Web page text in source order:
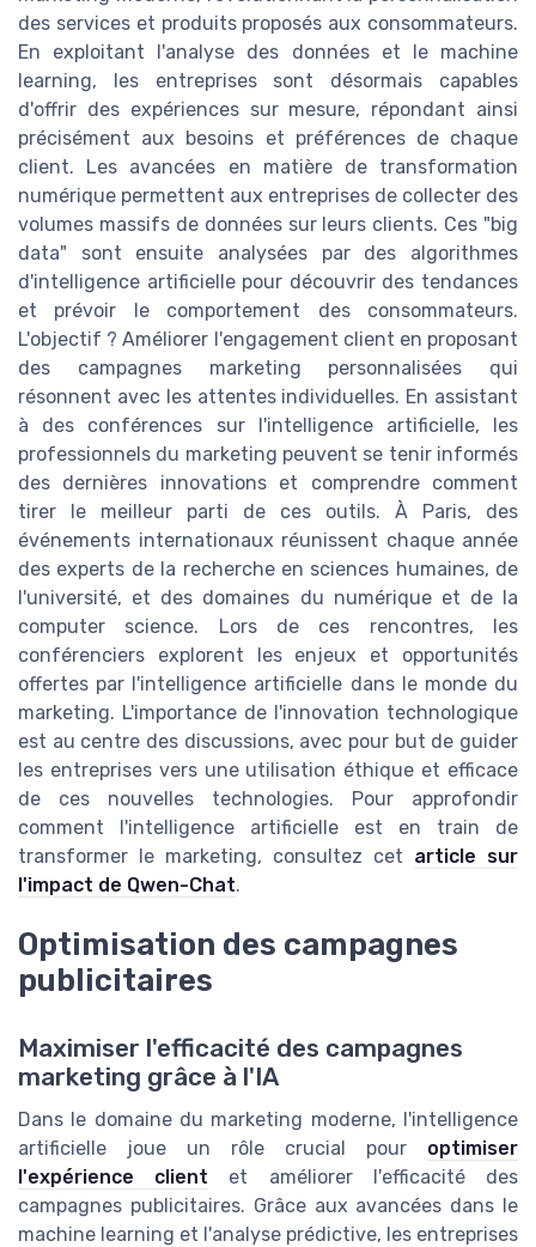
des services et produits proposés aux consommateurs.
En exploitant l'analyse des données et le machine
learning, les entreprises sont désormais capables
d'offrir des expériences sur mesure, répondant ainsi
précisément aux besoins et préférences de chaque
client. Les avancées en matière de transformation
numérique permettent aux entreprises de collecter des
volumes massifs de données sur leurs clients. Ces "big
data" sont ensuite analysées par des algorithmes
d'intelligence artificielle pour découvrir des tendances
et prévoir le comportement des consommateurs.
L'objectif ? Améliorer l'engagement client en proposant
des campagnes marketing personnalisées qui
résonnent avec les attentes individuelles. En assistant
à des conférences sur l'intelligence artificielle, les
professionnels du marketing peuvent se tenir informés
des dernières innovations et comprendre comment
tirer le meilleur parti de ces outils. À Paris, des
événements internationaux réunissent chaque année
des experts de la recherche en sciences humaines, de
l'université, et des domaines du numérique et de la
computer science. Lors de ces rencontres, les
conférenciers explorent les enjeux et opportunités
offertes par l'intelligence artificielle dans le monde du
marketing. L'importance de l'innovation technologique
est au centre des discussions, avec pour but de guider
les entreprises vers une utilisation éthique et efficace
de ces nouvelles technologies. Pour approfondir
comment l'intelligence artificielle est en train de
transformer le marketing, consultez cet article sur
l'impact de Qwen-Chat.
Optimisation des campagnes
publicitaires
Maximiser l'efficacité des campagnes
marketing grâce à l'IA
Dans le domaine du marketing moderne, l'intelligence
artificielle joue un rôle crucial pour optimiser
l'expérience client et améliorer l'efficacité des
campagnes publicitaires. Grâce aux avancées dans le
machine learning et l'analyse prédictive, les entreprises